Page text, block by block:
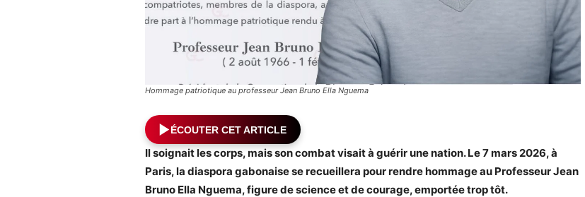
Hommage patriotique au professeur Jean Bruno Ella Nguema
ÉCOUTER CET ARTICLE
Il soignait les corps, mais son combat visait à guérir une nation. Le 7 mars 2026, à
Paris, la diaspora gabonaise se recueillera pour rendre hommage au Professeur Jean
Bruno Ella Nguema, figure de science et de courage, emportée trop tôt.